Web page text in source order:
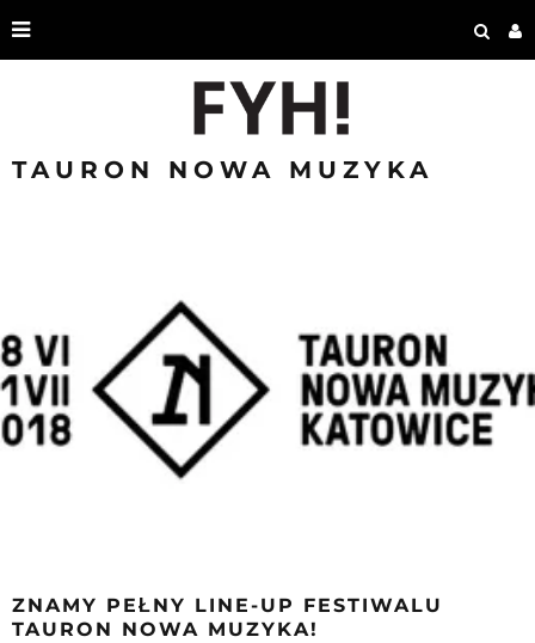
TAURON NOWA MUZYKA
ZNAMY PEŁNY LINE-UP FESTIWALU
TAURON NOWA MUZYKA!